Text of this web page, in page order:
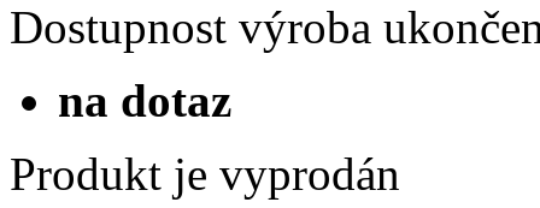
Dostupnost výroba
na dotaz
Produkt je vyprodán